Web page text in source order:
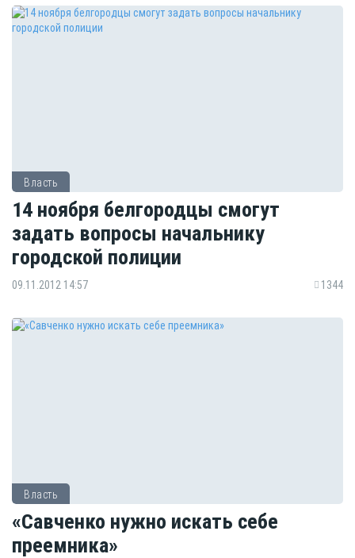
Власть
14 ноября белгородцы смогут
задать вопросы начальнику
городской полиции
09.11.2012 14:57 1344
Власть
«Савченко нужно искать себе
преемника»